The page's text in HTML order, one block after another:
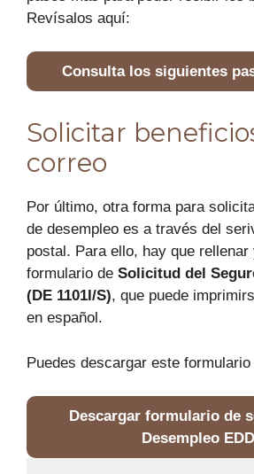
Revísalos aquí:
Consulta los siguientes
Solicitar
correo
Por último, otra forma para
de desempleo es a través del
postal. Para ello, hay que rellenar
formulario de Solicitud del
(DE 1101I/S), que puede
en español.
Puedes descargar este
Descargar formulario de
Desempleo EDD